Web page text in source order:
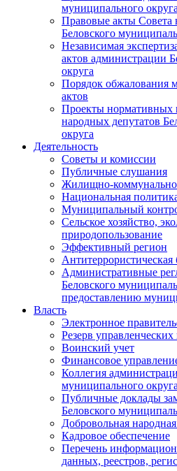
муниципального округа
Правовые акты Совета
Беловского
Независимая
актов администрации
округа
Порядок обжалования
актов
Проекты нормативных
народных депутатов
округа
Деятельность
Советы и комиссии
Публичные слушания
Жилищно-
Национальная
Муниципальный
Сельское хозяйство,
природопользование
Эффективный регион
Антитеррористическая
Административные
Беловского
предоставлению
Власть
Электронное
Резерв управленческих
Воинский учет
Финансовое
Коллегия
муниципального округа
Публичные доклады
Беловского
Добровольная
Кадровое обеспечение
Перечень
данных, реестров,